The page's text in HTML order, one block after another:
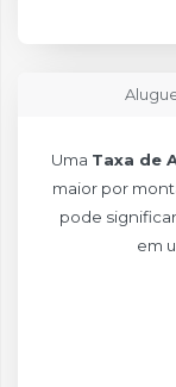
Uma Taxa de
maior por
pode
em